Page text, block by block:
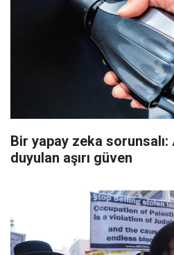
Bir yapay zeka
duyulan aşırı güven